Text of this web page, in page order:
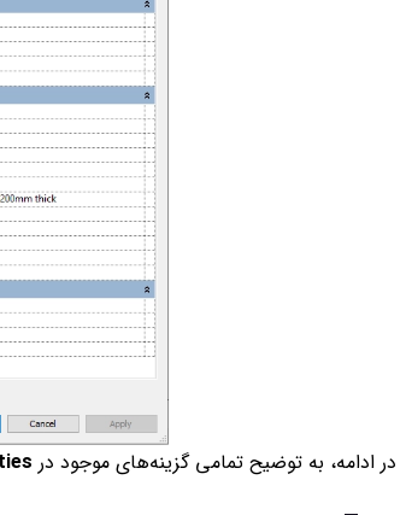
در ادامه، به توضیح تمامی گزینه‌های موجود در